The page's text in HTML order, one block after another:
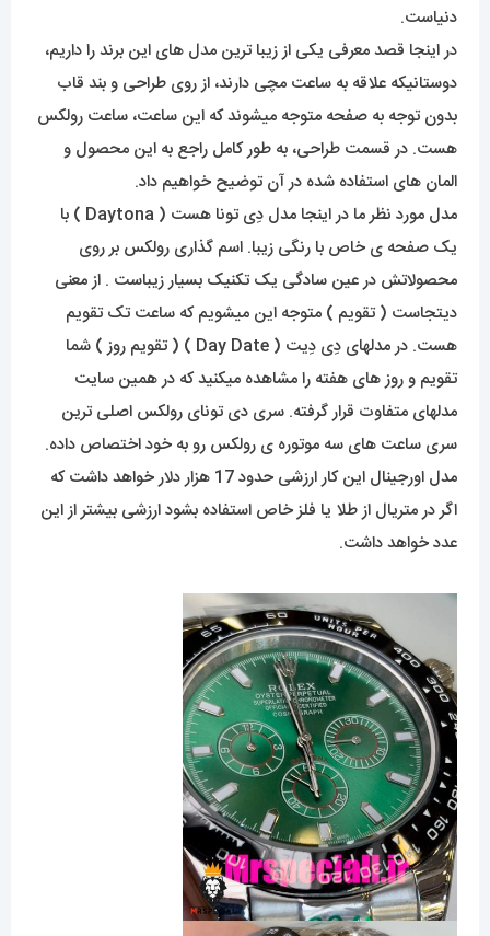
دنیاست.
در اینجا قصد معرفی یکی از زیبا ترین مدل های این برند را داریم،
دوستانیکه علاقه به ساعت مچی دارند، از روی طراحی و بند قاب
بدون توجه به صفحه متوجه میشوند که این ساعت، ساعت رولکس
هست. در قسمت طراحی، به طور کامل راجع به این محصول و
المان های استفاده شده در آن توضیح خواهیم داد.
مدل مورد نظر ما در اینجا مدل دِی تونا هست ( Daytona ) با
یک صفحه ی خاص با رنگی زیبا. اسم گذاری رولکس بر روی
محصولاتش در عین سادگی یک تکنیک بسیار زیباست . از معنی
دیتجاست ( تقویم ) متوجه این میشویم که ساعت تک تقویم
هست. در مدلهای دِی دِیت ( Day Date ) ( تقویم روز ) شما
تقویم و روز های هفته را مشاهده میکنید که در همین سایت
مدلهای متفاوت قرار گرفته. سری دی تونای رولکس اصلی ترین
سری ساعت های سه موتوره ی رولکس رو به خود اختصاص داده.
مدل اورجینال این کار ارزشی حدود 17 هزار دلار خواهد داشت که
اگر در متریال از طلا یا فلز خاص استفاده بشود ارزشی بیشتر از این
عدد خواهد داشت.